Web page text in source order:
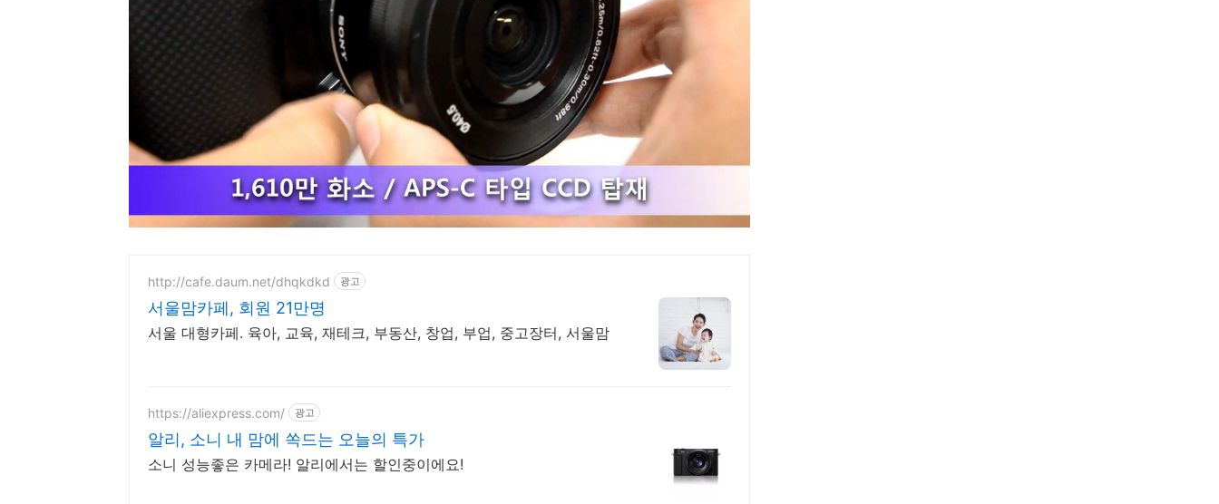
http://cafe.daum.net/dhqkdkd 광고
서울맘카페, 회원 21만명
서울 대형카페. 육아, 교육, 재테크, 부동산, 창업, 부업, 중고장터, 서울맘
https://aliexpress.com/ 광고
알리, 소니 내 맘에 쏙드는 오늘의 특가
소니 성능좋은 카메라! 알리에서는 할인중이에요!